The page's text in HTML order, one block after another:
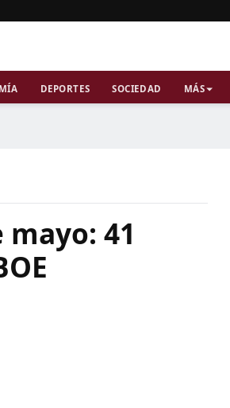
DEPORTES SOCIEDAD MÁS
41